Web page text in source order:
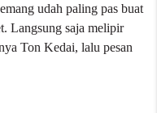
udah paling pas buat
Langsung saja melipir
Ton Kedai, lalu pesan